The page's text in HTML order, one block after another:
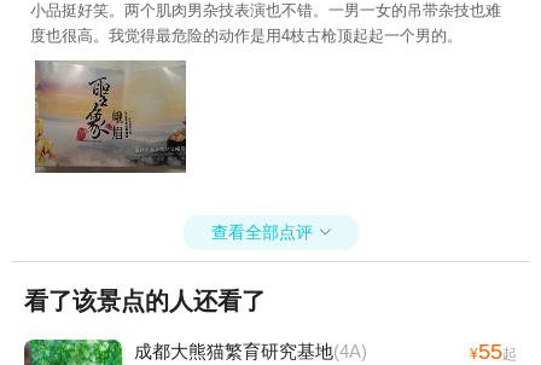
小品挺好笑。两个肌肉男杂技表演也不错。一男一女的吊带杂技也难
度也很高。我觉得最危险的动作是用4枝古枪顶起起一个男的。
查看全部点评 
看了该景点的人还看了
成都大熊猫繁育研究基地(4A) ¥55起